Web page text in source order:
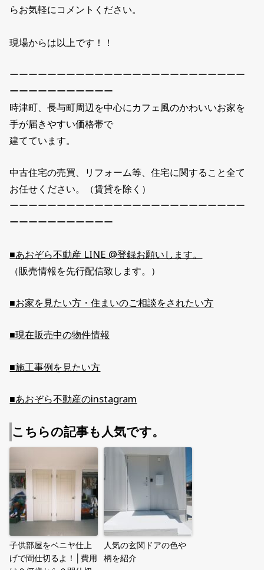
らお気軽にコメントください。
現場からは以上です！！
ーーーーーーーーーーーーーーーーーーーーーーーーー
ーーーーーーーーーーー
時津町、長与町周辺を中心にカフェ風のかわいいお家を
手が届きやすい価格帯で
建てています。
中古住宅の売買、リフォーム等、住宅に関すること全て
お任せください。（賃貸を除く）
ーーーーーーーーーーーーーーーーーーーーーーーーー
ーーーーーーーーーーー
■あおぞら不動産 LINE @登録お願いします。
（販売情報を先行配信致します。）
■お家を見たい方・住まいのご相談をされたい方
■現在販売中の物件情報
■施工事例を見たい方
■あおぞら不動産のinstagram
こちらの記事も人気です。
子供部屋をベニヤ仕上
げで間仕切るよ！│費用
人気の玄関ドアの色や
柄を紹介